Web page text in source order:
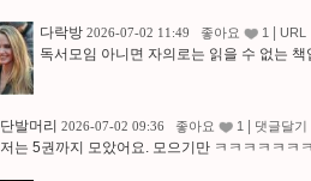
다락방 2026-07-02 11:49 좋아요 1 URL
독서모임 아니면 자의로는 읽을 수 없는 책
단발머리 2026-07-02 09:36 좋아요 1 댓글달기
저는 5권까지 모았어요. 모으기만 ㅋㅋㅋㅋㅋㅋ